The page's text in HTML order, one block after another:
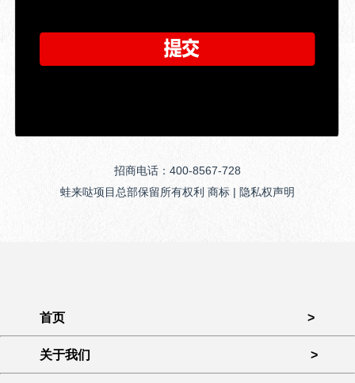
招商电话：400-8567-728
蛙来哒项目总部保留所有权利 商标 | 隐私权声明
首页 >
关于我们 >